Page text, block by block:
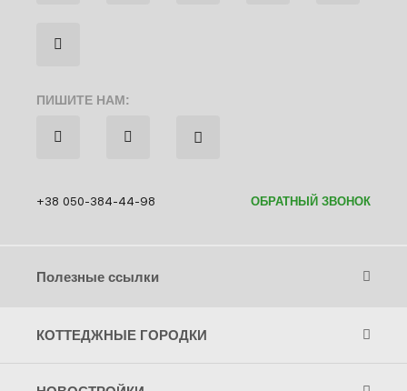
ПИШИТЕ НАМ:
+38 050-384-44-98 ОБРАТНЫЙ ЗВОНОК
Полезные ссылки
КОТТЕДЖНЫЕ ГОРОДКИ